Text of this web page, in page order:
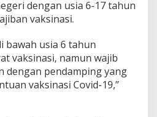
dengan usia 6-17 tahun
vaksinasi.
bawah usia 6 tahun
vaksinasi, namun wajib
dengan pendamping yang
vaksinasi Covid-19,”